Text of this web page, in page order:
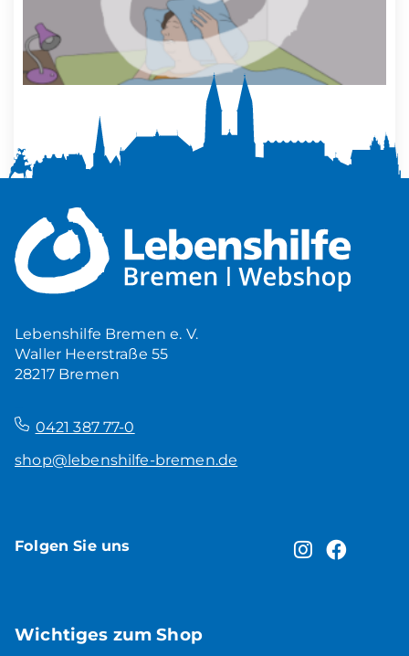
Mehr Ruhe zuhause
5,00€
Lebenshilfe Bremen e. V.
Waller Heerstraße 55
28217 Bremen
0421 387 77-0
shop@lebenshilfe-bremen.de
Folgen Sie uns
Wichtiges zum Shop